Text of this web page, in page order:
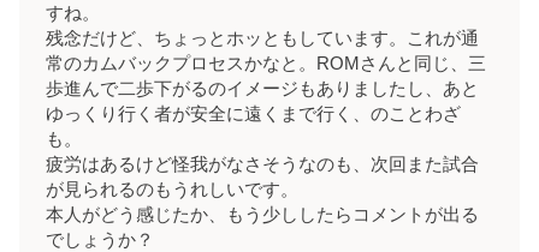
すね。
残念だけど、ちょっとホッともしています。これが通
常のカムバックプロセスかなと。ROMさんと同じ、三
歩進んで二歩下がるのイメージもありましたし、あと
ゆっくり行く者が安全に遠くまで行く、のことわざ
も。
疲労はあるけど怪我がなさそうなのも、次回また試合
が見られるのもうれしいです。
本人がどう感じたか、もう少ししたらコメントが出る
でしょうか？